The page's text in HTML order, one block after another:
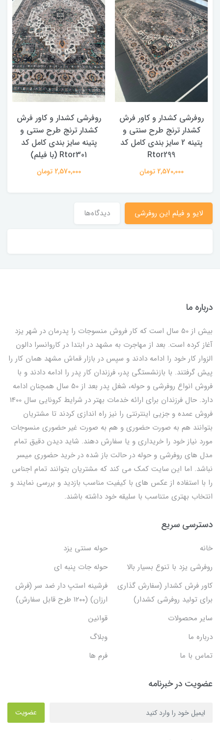
روفرشی کشدار و کاور فرش
کشدار ترنج طرح سنتی و
پتینه 2 سایز بندی کامل کد
Rtor299
2,570,000 تومان
روفرشی کشدار و کاور فرش
کشدار ترنج طرح سنتی و
پتینه سایز بندی کامل کد
Rtor301 (با فیلم)
2,570,000 تومان
لایو و فیلم این روفرشی دیدگاه‌ها
درباره ما
بیش از 50 سال است که کار فروش منسوجات را پدرمان در شهر یزد
آغاز کرده است. بعد از مهاجرت به مشهد در ابتدا در کاروانسرا دالون
الزوار کار خود را ادامه دادند و سپس در بازار قماش مشهد همان کار را
پیش گرفتند. با بازنشستگی پدر، فرزندان کار پدر را ادامه دادند و با
فروش انواع روفرشی و حوله، شغل پدر بعد از 50 سال همچنان ادامه
دارد. حال فرزندان برای ارائه خدمات بهتر در شرایط کرونایی سال 1400
فروش عمده و جزیی اینترنتی را نیز راه اندازی کردند تا مشتریان
بتوانند هم به صورت حضوری و هم به صورت غیر حضوری منسوجات
مورد نیاز خود را خریداری و یا سفارش دهند. شاید دیدن دقیق تمام
مدل های روفرشی و حوله در حالت باز شده در خرید حضوری میسر
نباشد. اما این سایت کمک می کند که مشتریان بتوانند تمام اجناس
را با استفاده از عکس های با کیفیت مناسب بازدید و بررسی نمایند و
انتخاب بهتری متناسب با سلیقه خود داشته باشند.
دسترسی سریع
خانه
حوله سنتی یزد
روفرشی یزد با تنوع بسیار بالا
حوله جات پنبه ای
کاور فرش کشدار (سفارش گذاری
برای تولید روفرشی کشدار)
فرشینه استپ دار ضد سر (فرش
ارزان) (۱۲۰۰ طرح قابل سفارش)
سایر محصولات
قوانین
درباره ما
وبلاگ
تماس با ما
فرم ها
عضویت در خبرنامه
عضویت